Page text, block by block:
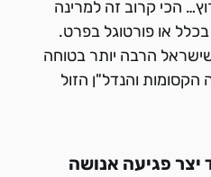
הכי קרוב זה למרינה
או פורטוגל בפרט.
שישראל הרבה יותר בטוחה
והנדל"ן הזול
יצר פגיעה אנושה